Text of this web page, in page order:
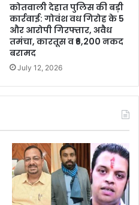
कोतवाली देहात पुलिस की बड़ी
कार्रवाई: गोवंश वध गिरोह के 5
और आरोपी गिरफ्तार, अवैध
तमंचा, कारतूस व ₹6,200 नकद
बरामद
July 12, 2026